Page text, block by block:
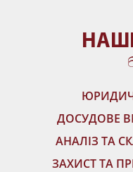
ДОСУДОВЕ
АНАЛІЗ ТА
ЗАХИСТ ТА